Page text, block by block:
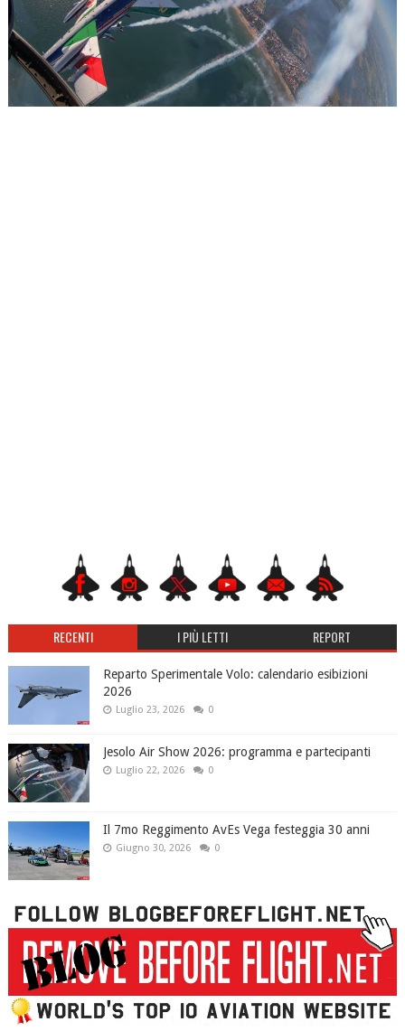
RECENTI I PIÙ LETTI REPORT
Reparto Sperimentale Volo: calendario esibizioni
2026
Luglio 23, 2026 0
Jesolo Air Show 2026: programma e partecipanti
Luglio 22, 2026 0
Il 7mo Reggimento AvEs Vega festeggia 30 anni
Giugno 30, 2026 0